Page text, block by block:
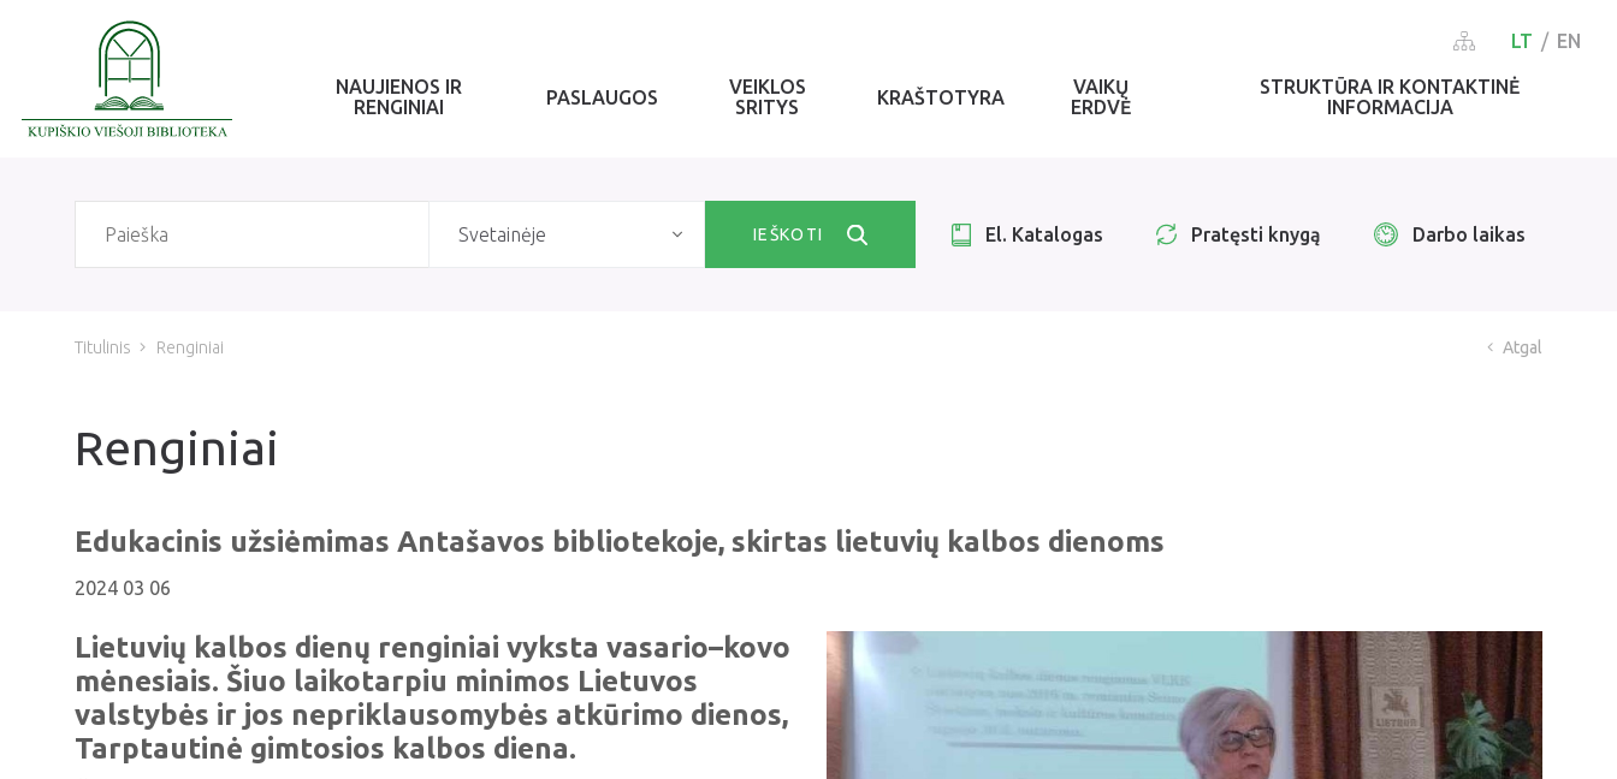
LT EN
NAUJIENOS IR
RENGINIAI
PASLAUGOS
VEIKLOS
SRITYS
KRAŠTOTYRA
VAIKŲ
ERDVĖ
STRUKTŪRA IR KONTAKTINĖ
INFORMACIJA
Svetainėje IEŠKOTI El. Katalogas Pratęsti knygą Darbo laikas
Titulinis Renginiai Atgal
Renginiai
Edukacinis užsiėmimas Antašavos bibliotekoje, skirtas lietuvių kalbos dienoms
2024 03 06
Lietuvių kalbos dienų renginiai vyksta vasario–kovo
mėnesiais. Šiuo laikotarpiu minimos Lietuvos
valstybės ir jos nepriklausomybės atkūrimo dienos,
Tarptautinė gimtosios kalbos diena.